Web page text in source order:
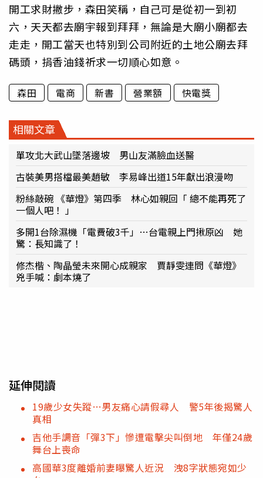
開工求財撇步，森田笑稱，自己可是從初一到初
六，天天都去廟宇報到拜拜，無論是大廟小廟都去
走走，開工當天也特別到公司附近的土地公廟去拜
碼頭，捐香油錢祈求一切順心如意。
森田 電商 新書 營業額 快電獎
相關文章
單攻北大武山墜落邊坡 男山友滿臉血送醫
古裝美男搭檔最美趙敏 李易峰出道15年獻出浪漫吻
粉絲敲碗 《華燈》第四季 林心如親回「 總不能再死了
一個人吧！ 」
多開1台除濕機「電費破3千」…台電親上門揪原凶 她
驚：長知識了！
修杰楷、陶晶瑩未來開心成親家 賈靜雯連問《華燈》
兇手喊：劇本燒了
延伸閱讀
19歲少女失蹤…男友痛心請假尋人 警5年後揭驚人
真相
吉他手調音「彈3下」慘遭電擊尖叫倒地 年僅24歲
舞台上喪命
高國華3度離婚前妻曝驚人近況 洩8字狀態宛如少